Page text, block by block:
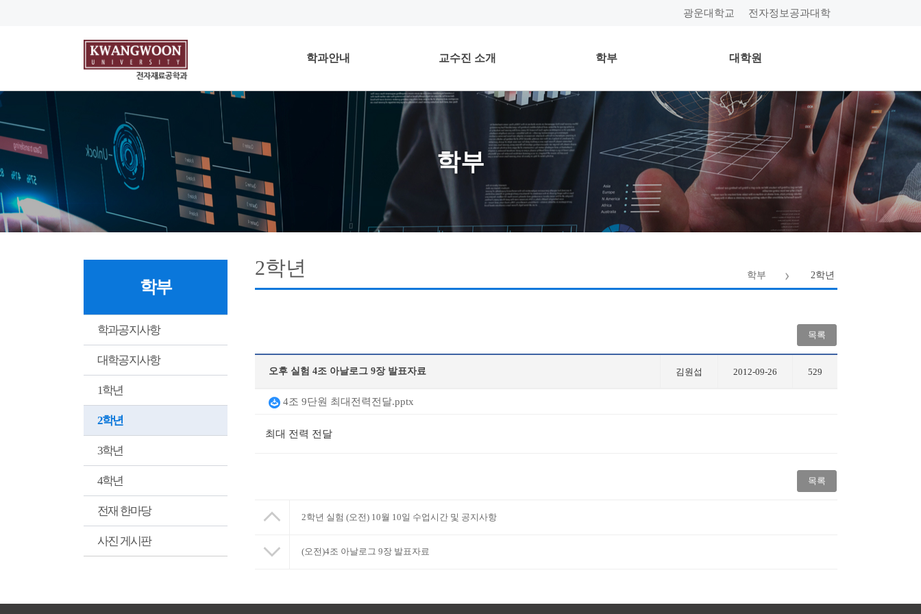
광운대학교 전자정보공과대학
학과안내 교수진 소개 학부 대학원
학부
학부
학과공지사항
대학공지사항
1학년
2학년
3학년
4학년
전재 한마당
사진 게시판
학부 2학년
2학년
목록
오후 실험 4조 아날로그 9장 발표자료 김원섭 2012-09-26 529
4조 9단원 최대전력전달.pptx
최대 전력 전달
목록
2학년 실험 (오전) 10월 10일 수업시간 및 공지사항
(오전)4조 아날로그 9장 발표자료